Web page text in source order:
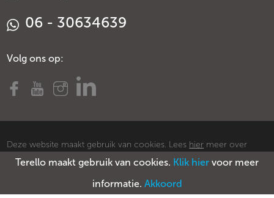
Terello maakt gebruik van cookies. Klik hier voor meer
informatie. Akkoord
06 - 30634639
Volg ons op:
Deze website maakt gebruik van cookies. Lees hier meer over
cookies.
Voorwaarden Privacy policy